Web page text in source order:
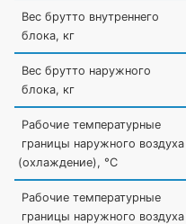
Вес брутто внутреннего
блока, кг
Вес брутто наружного
блока, кг
Рабочие температурные
границы наружного воздуха
(охлаждение), °C
Рабочие температурные
границы наружного воздуха